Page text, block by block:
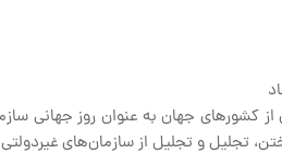
۸ اسفند در بسیاری از کشورهای جهان به
تجلیل و تجلیل از سازمان‌های